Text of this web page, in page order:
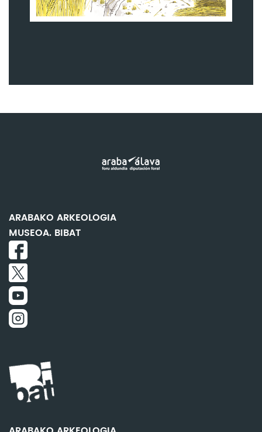
ARABAKO ARKEOLOGIA
MUSEOA. BIBAT